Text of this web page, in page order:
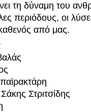
τη δύναμη του
περιόδους, οι
από μας.
Στριτσίδης